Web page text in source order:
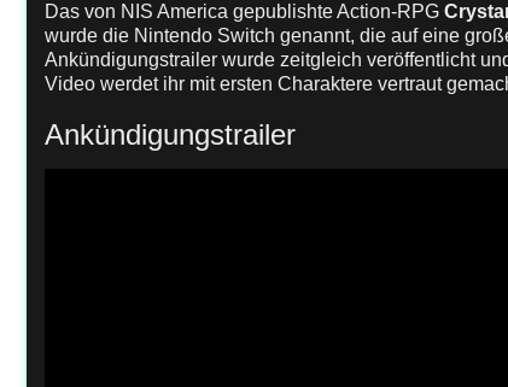
Das von NIS America gepublishte Action-RPG
wurde die Nintendo Switch genannt, die auf eine
Ankündigungstrailer wurde zeitgleich veröffentlicht
Video werdet ihr mit ersten Charaktere vertraut
Ankündigungstrailer